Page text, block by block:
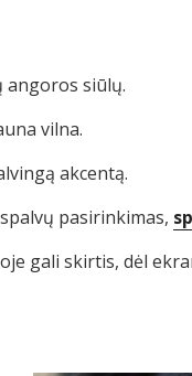
angoros siūlų.
vilna.
akcentą.
pasirinkimas,
gali skirtis, dėl